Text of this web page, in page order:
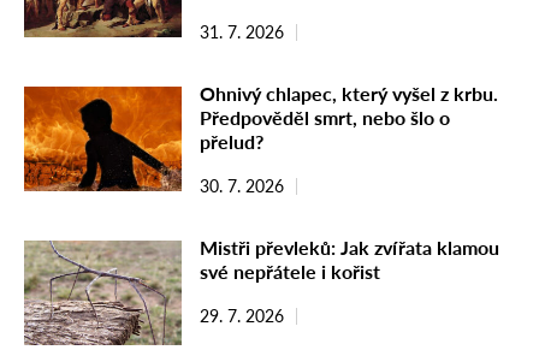
31. 7. 2026
Ohnivý chlapec, který vyšel z krbu.
Předpověděl smrt, nebo šlo o
přelud?
30. 7. 2026
Mistři převleků: Jak zvířata klamou
své nepřátele i kořist
29. 7. 2026